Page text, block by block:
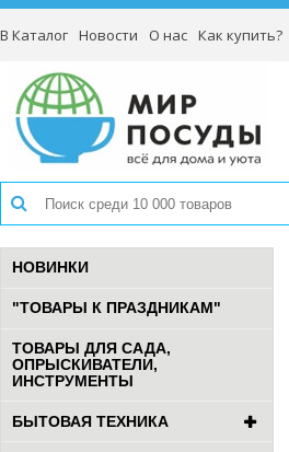
В Каталог Новости О нас Как купить?
НОВИНКИ
"ТОВАРЫ К ПРАЗДНИКАМ"
ТОВАРЫ ДЛЯ САДА,
ОПРЫСКИВАТЕЛИ,
ИНСТРУМЕНТЫ
БЫТОВАЯ ТЕХНИКА